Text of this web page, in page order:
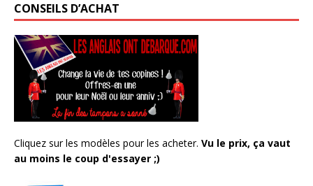
CONSEILS D’ACHAT
Cliquez sur les modèles pour les acheter. Vu le prix, ça vaut
au moins le coup d'essayer ;)